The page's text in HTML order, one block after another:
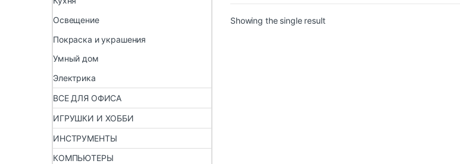
Showing the single result
Освещение
Покраска и украшения
Умный дом
Электрика
ВСЕ ДЛЯ ОФИСА
ИГРУШКИ И ХОББИ
ИНСТРУМЕНТЫ
КОМПЬЮТЕРЫ